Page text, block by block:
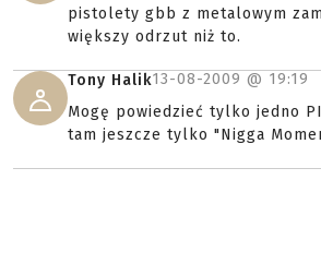
pistolety gbb z metalowym
większy odrzut niż to.
Tony Halik13-08-2009 @ 19:19
Mogę powiedzieć tylko jedno
tam jeszcze tylko "Nigga